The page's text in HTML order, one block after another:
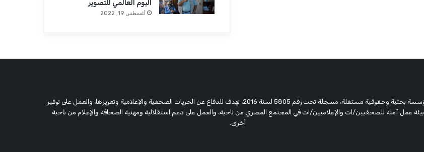
اليوم العالمي للتصوير
أغسطس 19, 2022
مؤسسة بحثية وحقوقية مستقلة، مسجلة تحت رقم 5805 لسنة 2016، تهدف للدفاع عن الحريات الصحفية والإعلامية وتعزيزها، والعمل على توفير
بيئة عمل آمنة للصحفيين/ات والإعلاميين/ات في المجتمع المصري من ناحية، والعمل على دعم استقلالية ومهنية الصحافة والإعلام من ناحية
أخرى.